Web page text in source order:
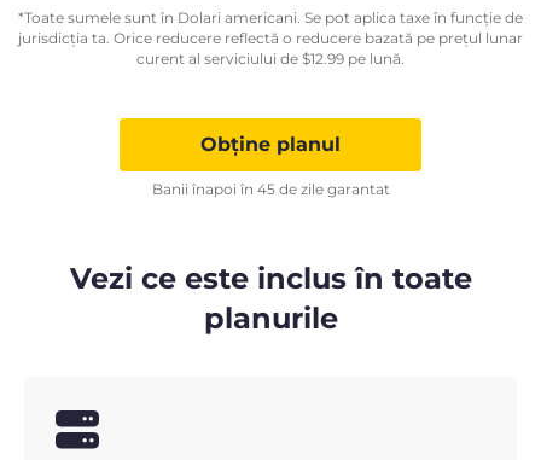
*Toate sumele sunt în Dolari americani. Se pot aplica taxe în funcție de
jurisdicția ta. Orice reducere reflectă o reducere bazată pe prețul lunar
curent al serviciului de $12.99 pe lună.
Obține planul
Banii înapoi în 45 de zile garantat
Vezi ce este inclus în toate
planurile